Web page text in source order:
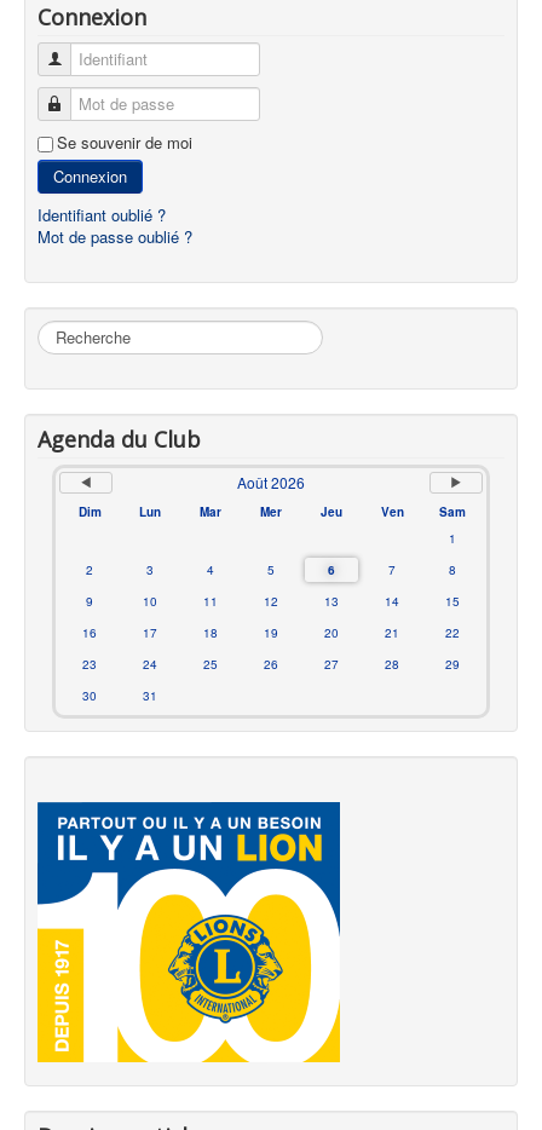
Connexion
Identifiant
Mot de passe
Se souvenir de moi
Connexion
Identifiant oublié ?
Mot de passe oublié ?
Rechercher
Agenda du Club
Août 2026
Dim Lun Mar Mer Jeu Ven
Sam
1
2
3 4 5 6 7
8
9
10 11 12 13 14
15
16
17 18 19 20 21
22
23
24 25 26 27 28
29
30
31